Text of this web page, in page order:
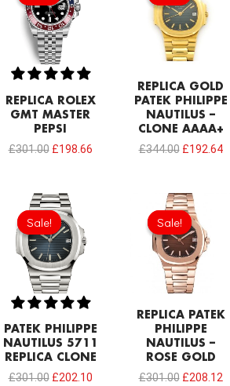
REPLICA ROLEX
GMT MASTER
PEPSI
£301.00
£301.00.
£198.66
REPLICA GOLD
PATEK PHILIPPE
NAUTILUS –
CLONE AAAA+
£344.00
£344.00.
£192.64
Sale!
Sale!
PATEK PHILIPPE
NAUTILUS 5711
REPLICA CLONE
£301.00
Original
price
was:
£301.00.
£202.10
Sale!
Sale!
REPLICA PATEK
PHILIPPE
NAUTILUS –
ROSE GOLD
£301.00
Original
price
was:
£301.00.
£208.12